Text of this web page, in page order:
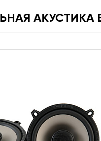
АКУСТИКА